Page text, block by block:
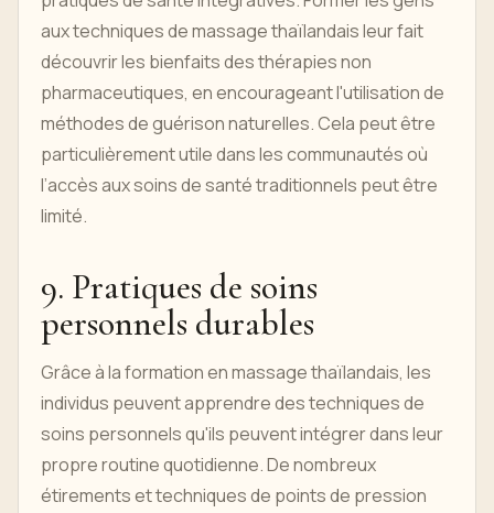
aux techniques de massage thaïlandais leur fait
découvrir les bienfaits des thérapies non
pharmaceutiques, en encourageant l'utilisation de
méthodes de guérison naturelles. Cela peut être
particulièrement utile dans les communautés où
l’accès aux soins de santé traditionnels peut être
limité.
9. Pratiques de soins
personnels durables
Grâce à la formation en massage thaïlandais, les
individus peuvent apprendre des techniques de
soins personnels qu'ils peuvent intégrer dans leur
propre routine quotidienne. De nombreux
étirements et techniques de points de pression